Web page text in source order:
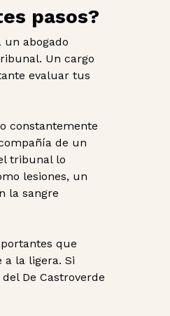
pasos?
abogado
Un cargo
evaluar tus
constantemente
de un
tribunal lo
lesiones, un
la sangre
que
la ligera. Si
De Castroverde